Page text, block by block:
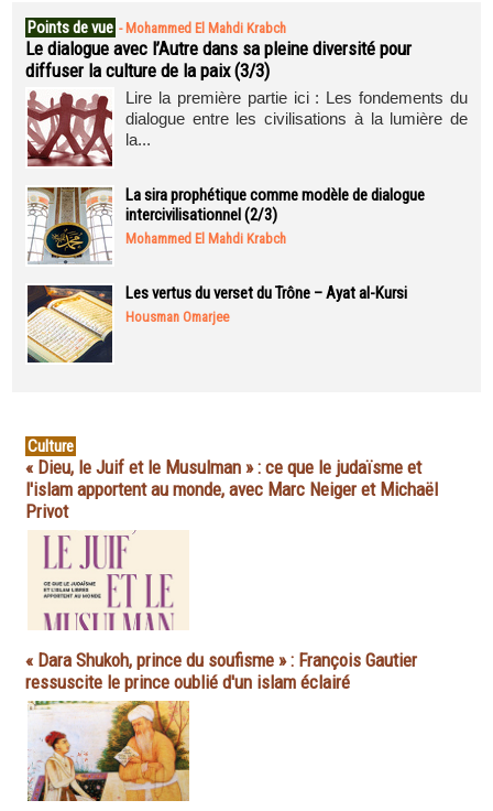
Points de vue - Mohammed El Mahdi Krabch
Le dialogue avec l’Autre dans sa pleine diversité pour
diffuser la culture de la paix (3/3)
Lire la première partie ici : Les fondements du
dialogue entre les civilisations à la lumière de
la...
La sira prophétique comme modèle de dialogue
intercivilisationnel (2/3)
Mohammed El Mahdi Krabch
Les vertus du verset du Trône – Ayat al-Kursi
Housman Omarjee
Culture
« Dieu, le Juif et le Musulman » : ce que le judaïsme et
l'islam apportent au monde, avec Marc Neiger et Michaël
Privot
« Dara Shukoh, prince du soufisme » : François Gautier
ressuscite le prince oublié d'un islam éclairé